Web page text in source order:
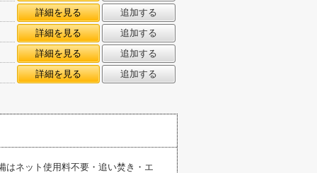
詳細を見る
追加する
詳細を見る
追加する
詳細を見る
追加する
詳細を見る
追加する
はネット使用料不要・追い焚き・エ